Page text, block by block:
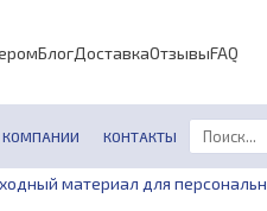
БлогДоставкаОтзывыFAQ
КОМПАНИИ КОНТАКТЫ
материал для